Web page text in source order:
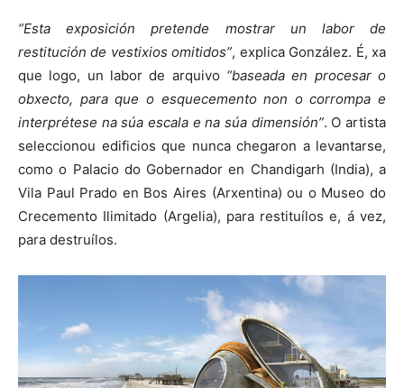
“Esta exposición pretende mostrar un labor de
restitución de vestixios omitidos”, explica González. É, xa
que logo, un labor de arquivo “baseada en procesar o
obxecto, para que o esquecemento non o corrompa e
interprétese na súa escala e na súa dimensión”. O artista
seleccionou edificios que nunca chegaron a levantarse,
como o Palacio do Gobernador en Chandigarh (India), a
Vila Paul Prado en Bos Aires (Arxentina) ou o Museo do
Crecemento Ilimitado (Argelia), para restituílos e, á vez,
para destruílos.